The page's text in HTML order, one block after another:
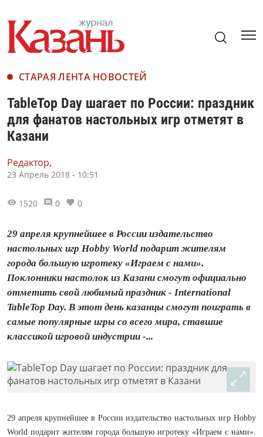
СТАРАЯ ЛЕНТА НОВОСТЕЙ
TableTop Day шагает по России: праздник
для фанатов настольных игр отметят в
Казани
Редактор,
23 Апрель 2018 - 10:51
1520 0 0
29 апреля крупнейшее в России издательство
настольных игр Hobby World подарит жителям
города большую игротеку «Играем с нами».
Поклонники настолок из Казани смогут официально
отметить свой любимый праздник - International
TableTop Day. В этот день казанцы смогут поиграть в
самые популярные игры со всего мира, ставшие
классикой игровой индустрии -...
29 апреля крупнейшее в России издательство настольных игр Hobby
World подарит жителям города большую игротеку «Играем с нами».